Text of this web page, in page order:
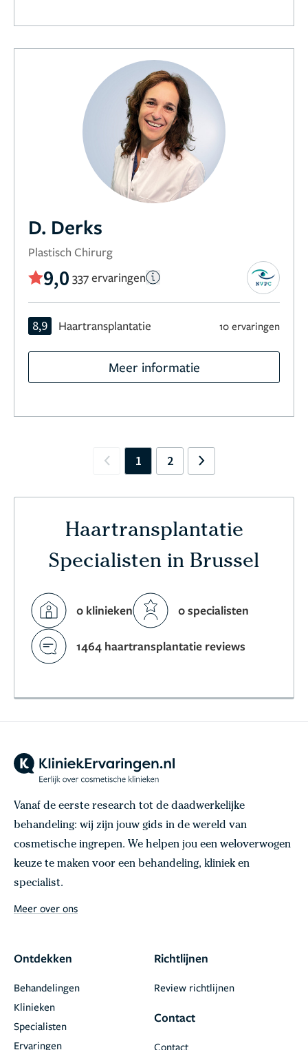
D. Derks
Plastisch Chirurg
9,0 337 ervaringen
8,9 Haartransplantatie 10 ervaringen
Meer informatie
Previous
1 2 Next
Haartransplantatie
Specialisten in Brussel
0 klinieken 0 specialisten
1464 haartransplantatie reviews
Vanaf de eerste research tot de daadwerkelijke
behandeling: wij zijn jouw gids in de wereld van
cosmetische ingrepen. We helpen jou een weloverwogen
keuze te maken voor een behandeling, kliniek en
specialist.
Meer over ons
Ontdekken
Behandelingen
Klinieken
Specialisten
Ervaringen
Richtlijnen
Review richtlijnen
Contact
Contact